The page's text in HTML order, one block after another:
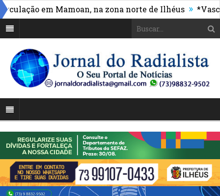
em Mamoan, na zona norte de Ilhéus » *Vasco